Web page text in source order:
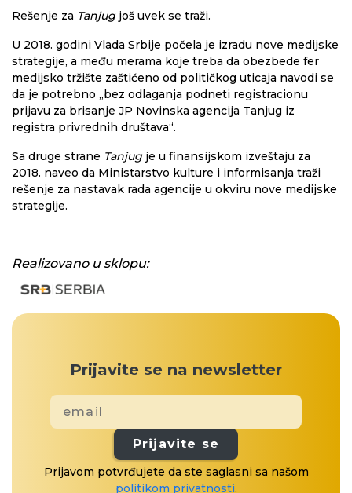
Rešenje za Tanjug još uvek se traži.
U 2018. godini Vlada Srbije počela je izradu nove medijske
strategije, a među merama koje treba da obezbede fer
medijsko tržište zaštićeno od političkog uticaja navodi se
da je potrebno „bez odlaganja podneti registracionu
prijavu za brisanje JP Novinska agencija Tanjug iz
registra privrednih društava“.
Sa druge strane Tanjug je u finansijskom izveštaju za
2018. naveo da Ministarstvo kulture i informisanja traži
rešenje za nastavak rada agencije u okviru nove medijske
strategije.
Realizovano u sklopu:
Prijavite se na newsletter
Prijavite se
Prijavom potvrđujete da ste saglasni sa našom
politikom privatnosti.